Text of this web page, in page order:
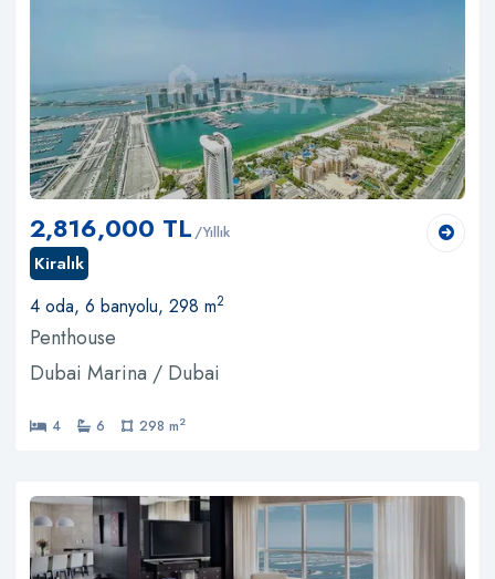
2,816,000 TL /Yıllık
Kiralık
4 oda, 6 banyolu, 298 m2
Penthouse
Dubai Marina / Dubai
4 6 298 m2